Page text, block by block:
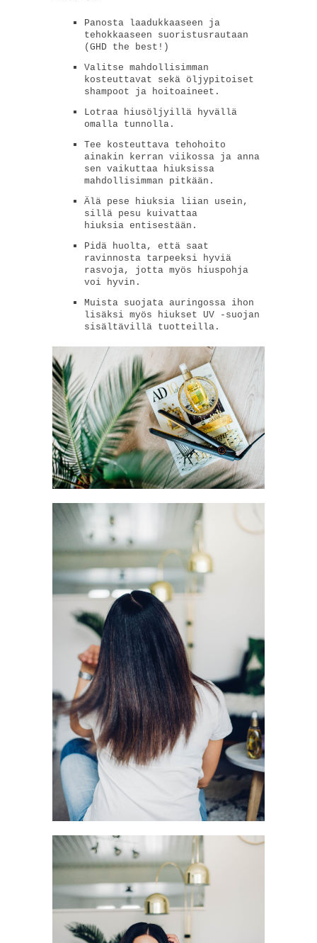
Panosta laadukkaaseen ja
tehokkaaseen suoristusrautaan
(GHD the best!)
Valitse mahdollisimman
kosteuttavat sekä öljypitoiset
shampoot ja hoitoaineet.
Lotraa hiusöljyillä hyvällä
omalla tunnolla.
Tee kosteuttava tehohoito
ainakin kerran viikossa ja anna
sen vaikuttaa hiuksissa
mahdollisimman pitkään.
Älä pese hiuksia liian usein,
sillä pesu kuivattaa
hiuksia entisestään.
Pidä huolta, että saat
ravinnosta tarpeeksi hyviä
rasvoja, jotta myös hiuspohja
voi hyvin.
Muista suojata auringossa ihon
lisäksi myös hiukset UV -suojan
sisältävillä tuotteilla.